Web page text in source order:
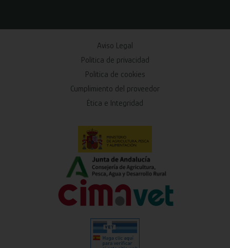
Aviso Legal
Política de privacidad
Política de cookies
Cumplimiento del proveedor
Ética e Integridad